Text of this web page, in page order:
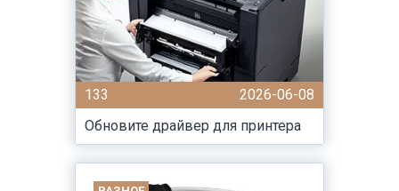
133
2026-06-08
Обновите драйвер для принтера